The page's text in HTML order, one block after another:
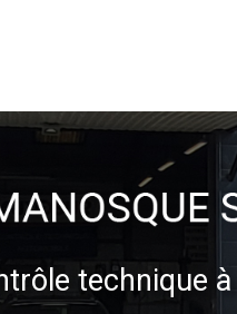
technique